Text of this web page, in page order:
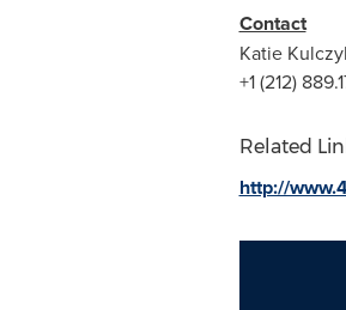
Contact
Katie
+1 (212)
Related
http://